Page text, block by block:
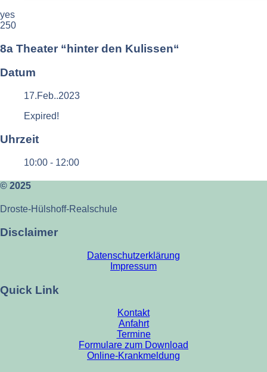
yes
250
8a Theater “hinter den Kulissen“
Datum
17.Feb..2023
Expired!
Uhrzeit
10:00 - 12:00
© 2025
Droste-Hülshoff-Realschule
Disclaimer
Datenschutzerklärung
Impressum
Quick Link
Kontakt
Anfahrt
Termine
Formulare zum Download
Online-Krankmeldung